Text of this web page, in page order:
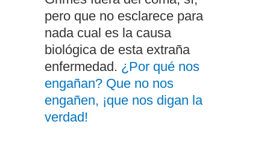
pero que no esclarece para
nada cual es la causa
biológica de esta extraña
enfermedad. ¿Por qué nos
engañan? Que no nos
engañen, ¡que nos digan la
verdad!